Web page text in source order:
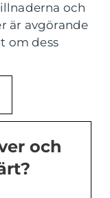
och
är avgörande
om dess
och